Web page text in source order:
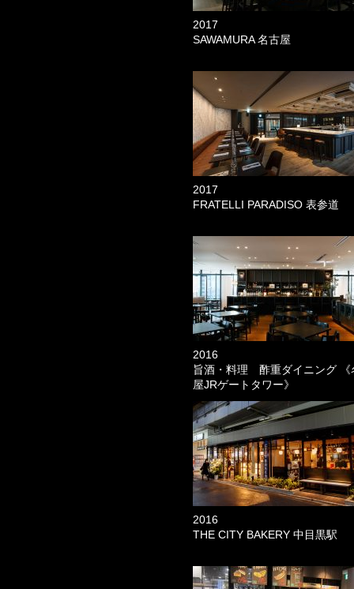
2017
SAWAMURA 名古屋
2017
FRATELLI PARADISO 表参道
2016
旨酒・料理 酢重ダイニング 《
屋JRゲートタワー》
2016
THE CITY BAKERY 中目黒駅